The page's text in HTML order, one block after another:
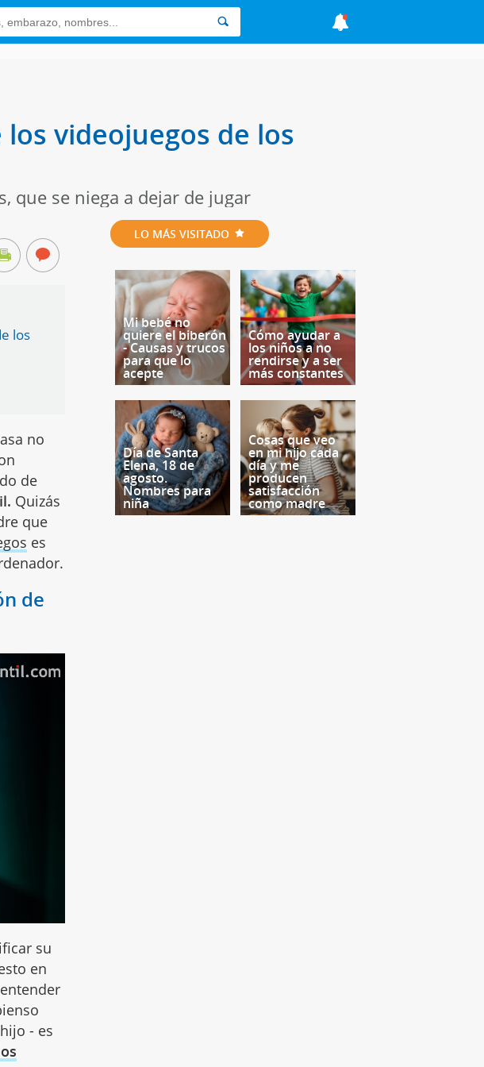
videojuegos de los
que se niega a dejar de jugar
los
no
de
Quizás
que
es
de
su
en
- es
LO MÁS VISITADO
Mi bebé no
quiere el biberón
- Causas y trucos
para que lo
acepte
Cómo ayudar a
los niños a no
rendirse y a ser
más constantes
Día de Santa
Elena, 18 de
agosto.
Nombres para
niña
Cosas que veo
en mi hijo cada
día y me
producen
satisfacción
como madre